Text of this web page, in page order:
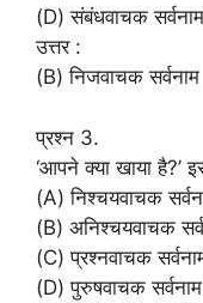
(D) संबंधवाचक सर्वनाम
उत्तर :
(B) निजवाचक सर्वनाम
प्रश्न 3.
‘आपने क्या खाया है?’
(A) निश्चयवाचक
(B) अनिश्चयवाचक
(C) प्रश्नवाचक
(D) पुरुषवाचक सर्वनाम